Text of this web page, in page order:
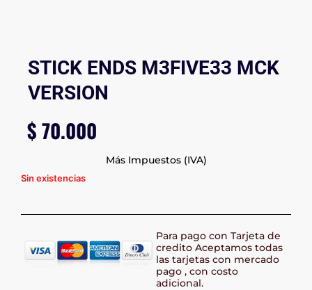
STICK ENDS M3FIVE33 MCK
VERSION
$70.000
Más Impuestos (IVA)
Sin existencias
Para pago con Tarjeta de
credito Aceptamos todas
las tarjetas con mercado
pago , con costo
adicional.